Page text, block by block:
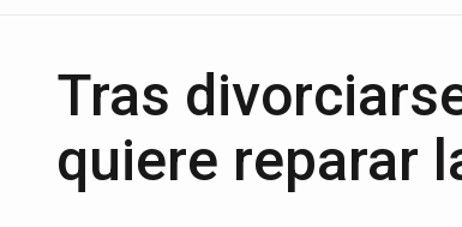
Tras
quiere reparar